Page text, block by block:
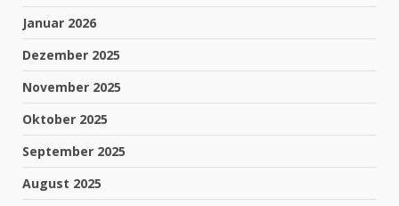
Januar 2026
Dezember 2025
November 2025
Oktober 2025
September 2025
August 2025